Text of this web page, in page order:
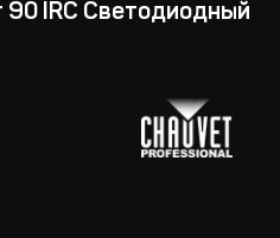
90 IRC Светодиодный